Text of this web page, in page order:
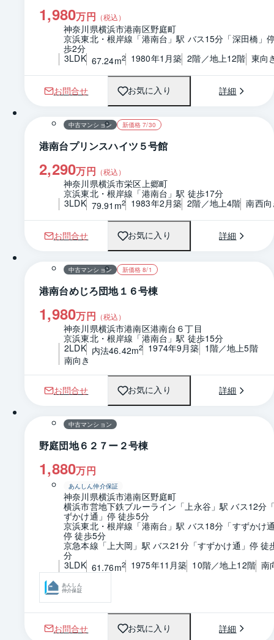
1,980万円 （税込）
神奈川県横浜市港南区野庭町
京浜東北・根岸線「港南台」駅 バス15分「深田橋」
歩2分
3LDK 67.24m2 1980年1月築 2階／地上12階 東向
お問合せ お気に入り 詳細
1 / 0 間取り
中古マンション 新価格 7/30
港南台プリンスハイツ５号館
2,290万円 （税込）
神奈川県横浜市栄区上郷町
京浜東北・根岸線「港南台」駅 徒歩17分
3LDK 79.91m2 1983年2月築 2階／地上4階 南西
お問合せ お気に入り 詳細
1 / 0 間取り
中古マンション 新価格 8/1
港南台めじろ団地１６号棟
1,980万円 （税込）
神奈川県横浜市港南区港南台６丁目
京浜東北・根岸線「港南台」駅 徒歩15分
2LDK 内法46.42m2 1974年9月築 1階／地上5階
南向き
お問合せ お気に入り 詳細
1 / 0 間取り
中古マンション
野庭団地６２７ー２号棟
1,880万円
あんしん仲介保証
神奈川県横浜市港南区野庭町
横浜市営地下鉄ブルーライン「上永谷」駅 バス12分
ずかけ通」停 徒歩5分
京浜東北・根岸線「港南台」駅 バス18分「すずかけ
停 徒歩5分
京急本線「上大岡」駅 バス21分「すずかけ通」停 徒
分
3LDK 61.76m2 1975年11月築 10階／地上12階 南
あんしん
仲介保証
お問合せ お気に入り 詳細
1 / 0 間取り